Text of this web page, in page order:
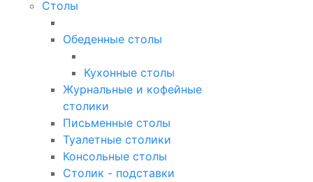
Столы
Обеденные столы
Кухонные столы
Журнальные и кофейные
столики
Письменные столы
Туалетные столики
Консольные столы
Столик - подставки